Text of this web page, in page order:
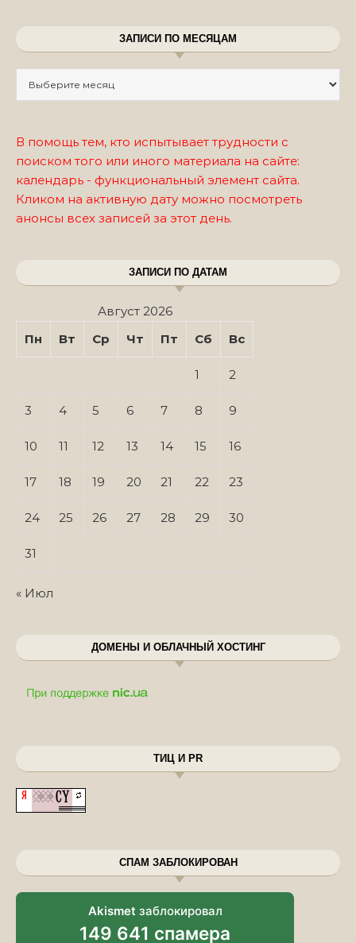
ЗАПИСИ ПО МЕСЯЦАМ
В помощь тем, кто испытывает трудности с
поиском того или иного материала на сайте:
календарь - функциональный элемент сайта.
Кликом на активную дату можно посмотреть
анонсы всех записей за этот день.
ЗАПИСИ ПО ДАТАМ
Август 2026
Пн
Вт Ср Чт Пт Сб Вс
1 2
3 4 5 6 7 8 9
10 11 12 13 14 15 16
17 18 19 20 21 22 23
24 25 26 27 28 29 30
31
« Июл
ДОМЕНЫ И ОБЛАЧНЫЙ ХОСТИНГ
ТИЦ И PR
СПАМ ЗАБЛОКИРОВАН
Akismet заблокировал
149 641 спамера